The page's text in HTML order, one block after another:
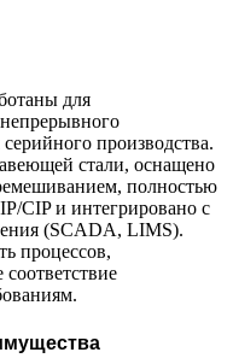
для
производства.
стали, оснащено
полностью
CIP и интегрировано с
(SCADA, LIMS).
процессов,